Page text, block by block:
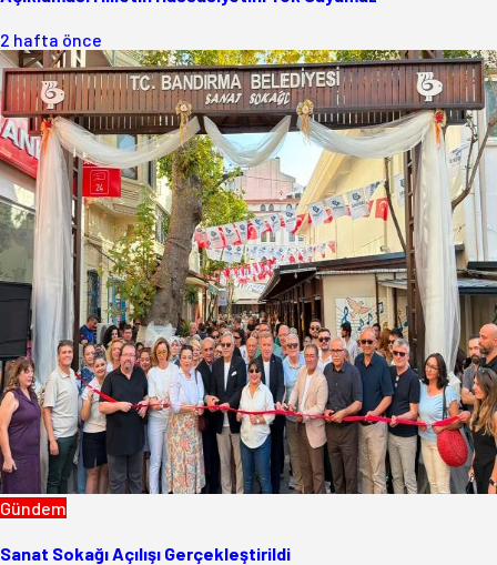
2 hafta önce
Gündem
Sanat Sokağı Açılışı Gerçekleştirildi